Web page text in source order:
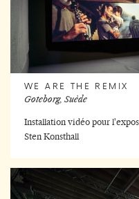
WE ARE THE REMIX
Goteborg, Suède
Installation vidéo pour
Sten Konsthall